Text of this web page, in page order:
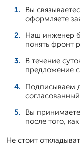
Вы
оформляете
Наш инженер
понять фронт
В течение
предложение
Подписываем
Вы
после того,
Не стоит